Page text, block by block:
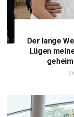
Der lange
Lügen
BY